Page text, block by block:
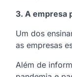
3. A empresa
Um dos
as empresas
Além de